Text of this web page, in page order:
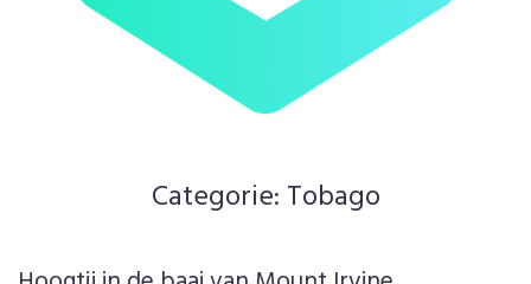
Categorie: Tobago